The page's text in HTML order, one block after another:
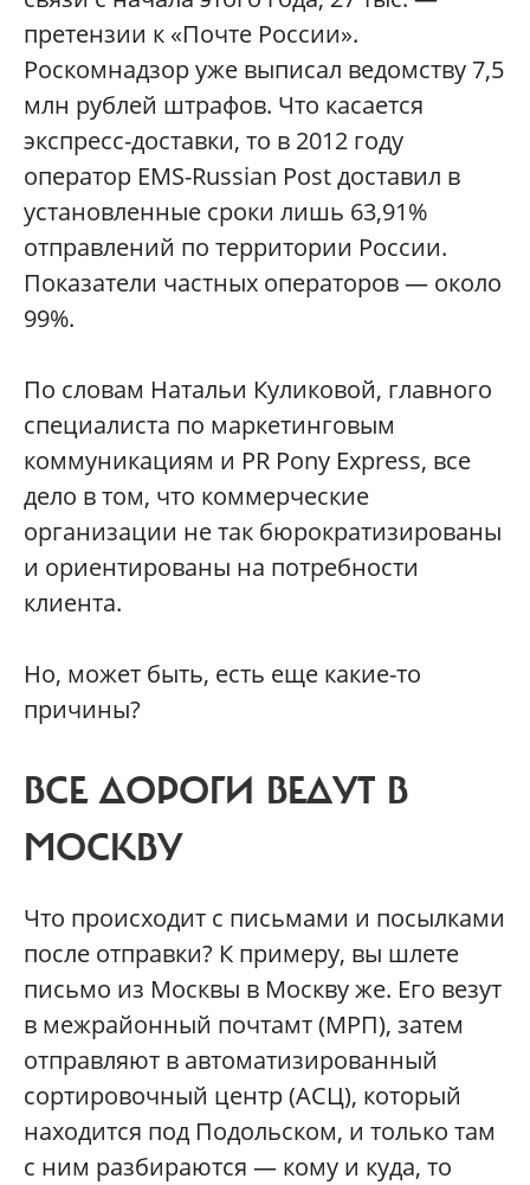
претензии к «Почте России».
Роскомнадзор уже выписал ведомству 7,5
млн рублей штрафов. Что касается
экспресс-доставки, то в 2012 году
оператор ЕМS-Russian Post доставил в
установленные сроки лишь 63,91%
отправлений по территории России.
Показатели частных операторов — около
99%.
По словам Натальи Куликовой, главного
специалиста по маркетинговым
коммуникациям и PR Pony Express, все
дело в том, что коммерческие
организации не так бюрократизированы
и ориентированы на потребности
клиента.
Но, может быть, есть еще какие-то
причины?
ВСЕ ДОРОГИ ВЕДУТ В
МОСКВУ
Что происходит с письмами и посылками
после отправки? К примеру, вы шлете
письмо из Москвы в Москву же. Его везут
в межрайонный почтамт (МРП), затем
отправляют в автоматизированный
сортировочный центр (АСЦ), который
находится под Подольском, и только там
с ним разбираются — кому и куда, то